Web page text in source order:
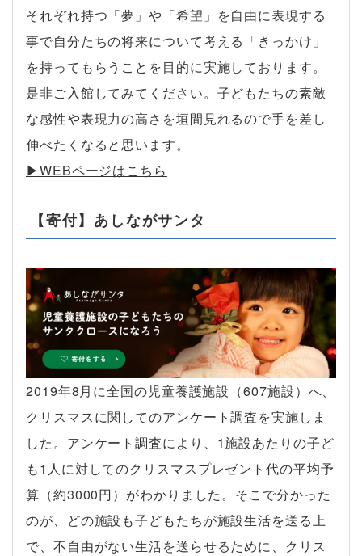
それぞれ持つ「夢」や「希望」を自由に表現する
事で自分たちの将来について考える「きっかけ」
を持ってもらうことを目的に実施しております。
是非ご入館してみてください。子どもたちの素敵
な感性や表現力の高さを垣間見れるので手を差し
伸べたくなると思います。
▶︎WEBページはこちら
【寄付】あしながサンタ
2019年8月に全国の児童養護施設（607施設）へ、
クリスマスに関してのアンケート調査を実施しま
した。アンケート調査により、1施設あたりの子ど
も1人に対してのクリスマスプレゼント代の平均予
算（約3000円）がわかりました。そこで分かった
のが、どの施設も子どもたちが施設生活を送る上
で、不自由がない生活を送らせるために、クリス